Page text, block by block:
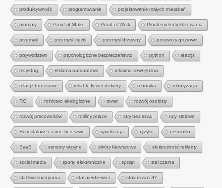
produktywność programowanie projektowanie małych mieszkań
prompty Proof of Stake Proof of Work Proste metody klarowania
przemysł przemysł ciężki przemysł drzewny przewozy grupowe
przywództwo psychologiczne bezpieczeństwo python reactjs
recykling reklama outdoorowa reklama zewnętrzna
relacje biznesowe reliable flower delivery robotyka robotyzacja
ROI rolnictwo ekologiczne rower rozwój osobisty
rozwój pracowników rośliny pnące rury bez szwu rury stalowe
Rury stalowe czarne bez szwu rywalizacja ryzyko rzemiosło
SaaS sensory wizyjne skróty klawiszowe skuteczność reklamy
social media sporty elektroniczne sprzęt stal czarna
stal kwasoodporna stal nierdzewna stolarstwo DIY